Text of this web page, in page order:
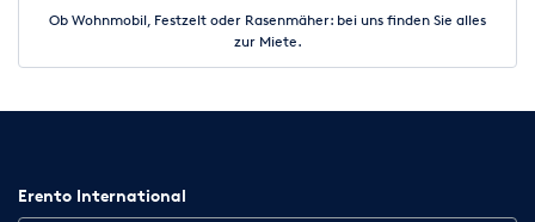
Ob Wohnmobil, Festzelt oder Rasenmäher: bei uns finden Sie alles
zur Miete.
Erento International